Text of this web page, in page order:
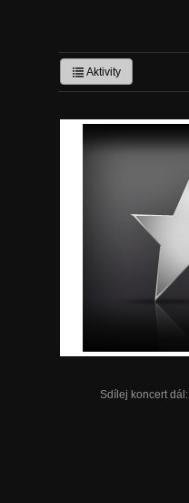
Aktivity
Sdílej koncert dál: